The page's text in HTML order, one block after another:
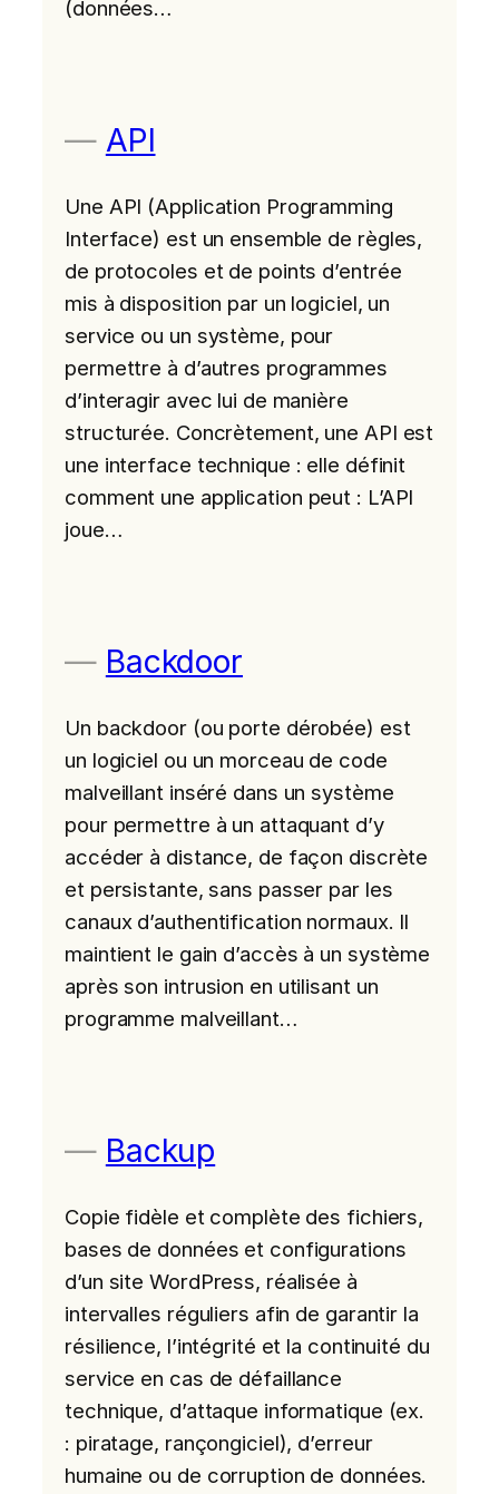
(données…
API
Une API (Application Programming
Interface) est un ensemble de règles,
de protocoles et de points d’entrée
mis à disposition par un logiciel, un
service ou un système, pour
permettre à d’autres programmes
d’interagir avec lui de manière
structurée. Concrètement, une API est
une interface technique : elle définit
comment une application peut : L’API
joue…
Backdoor
Un backdoor (ou porte dérobée) est
un logiciel ou un morceau de code
malveillant inséré dans un système
pour permettre à un attaquant d’y
accéder à distance, de façon discrète
et persistante, sans passer par les
canaux d’authentification normaux. Il
maintient le gain d’accès à un système
après son intrusion en utilisant un
programme malveillant…
Backup
Copie fidèle et complète des fichiers,
bases de données et configurations
d’un site WordPress, réalisée à
intervalles réguliers afin de garantir la
résilience, l’intégrité et la continuité du
service en cas de défaillance
technique, d’attaque informatique (ex.
: piratage, rançongiciel), d’erreur
humaine ou de corruption de données.